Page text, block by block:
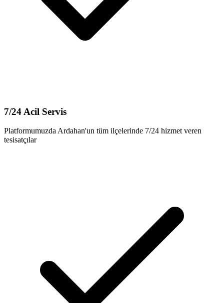
7/24 Acil Servis
Platformumuzda Ardahan'un tüm ilçelerinde 7/24 hizmet veren
tesisatçılar